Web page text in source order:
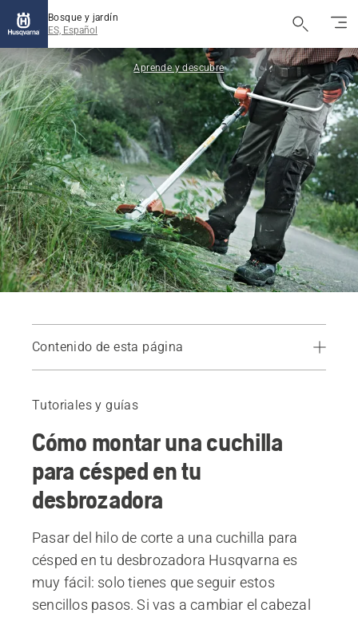
Bosque y jardín
ES, Español
Aprende y descubre
Contenido de esta página
Tutoriales y guías
Cómo montar una cuchilla
para césped en tu
desbrozadora
Pasar del hilo de corte a una cuchilla para
césped en tu desbrozadora Husqvarna es
muy fácil: solo tienes que seguir estos
sencillos pasos. Si vas a cambiar el cabezal